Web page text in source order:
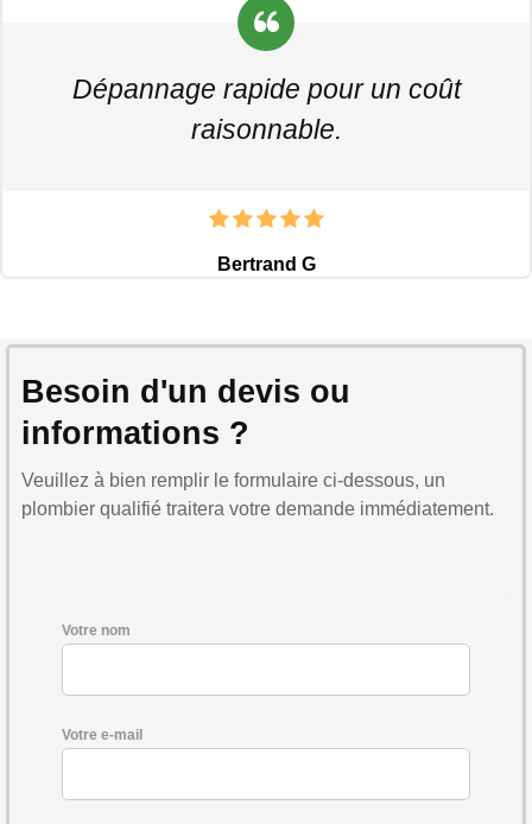
Dépannage rapide pour un coût
raisonnable.
Bertrand G
Besoin d'un devis ou
informations ?
Veuillez à bien remplir le formulaire ci-dessous, un
plombier qualifié traitera votre demande immédiatement.
Votre nom
Votre e-mail